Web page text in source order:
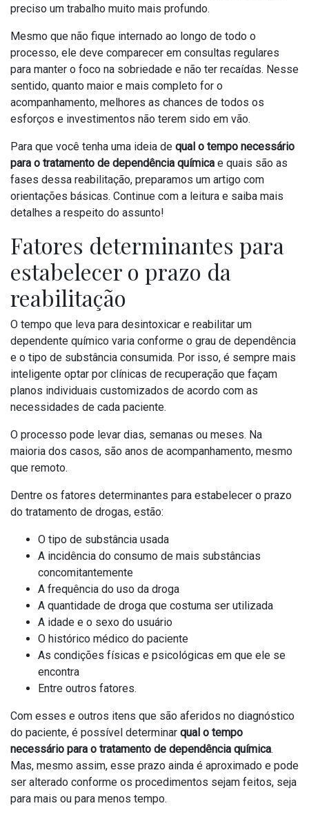
preciso um trabalho muito mais profundo.
Mesmo que não fique internado ao longo de todo o
processo, ele deve comparecer em consultas regulares
para manter o foco na sobriedade e não ter recaídas. Nesse
sentido, quanto maior e mais completo for o
acompanhamento, melhores as chances de todos os
esforços e investimentos não terem sido em vão.
Para que você tenha uma ideia de qual o tempo necessário
para o tratamento de dependência química e quais são as
fases dessa reabilitação, preparamos um artigo com
orientações básicas. Continue com a leitura e saiba mais
detalhes a respeito do assunto!
Fatores determinantes para
estabelecer o prazo da
reabilitação
O tempo que leva para desintoxicar e reabilitar um
dependente químico varia conforme o grau de dependência
e o tipo de substância consumida. Por isso, é sempre mais
inteligente optar por clínicas de recuperação que façam
planos individuais customizados de acordo com as
necessidades de cada paciente.
O processo pode levar dias, semanas ou meses. Na
maioria dos casos, são anos de acompanhamento, mesmo
que remoto.
Dentre os fatores determinantes para estabelecer o prazo
do tratamento de drogas, estão:
O tipo de substância usada
A incidência do consumo de mais substâncias
concomitantemente
A frequência do uso da droga
A quantidade de droga que costuma ser utilizada
A idade e o sexo do usuário
O histórico médico do paciente
As condições físicas e psicológicas em que ele se
encontra
Entre outros fatores.
Com esses e outros itens que são aferidos no diagnóstico
do paciente, é possível determinar qual o tempo
necessário para o tratamento de dependência química.
Mas, mesmo assim, esse prazo ainda é aproximado e pode
ser alterado conforme os procedimentos sejam feitos, seja
para mais ou para menos tempo.